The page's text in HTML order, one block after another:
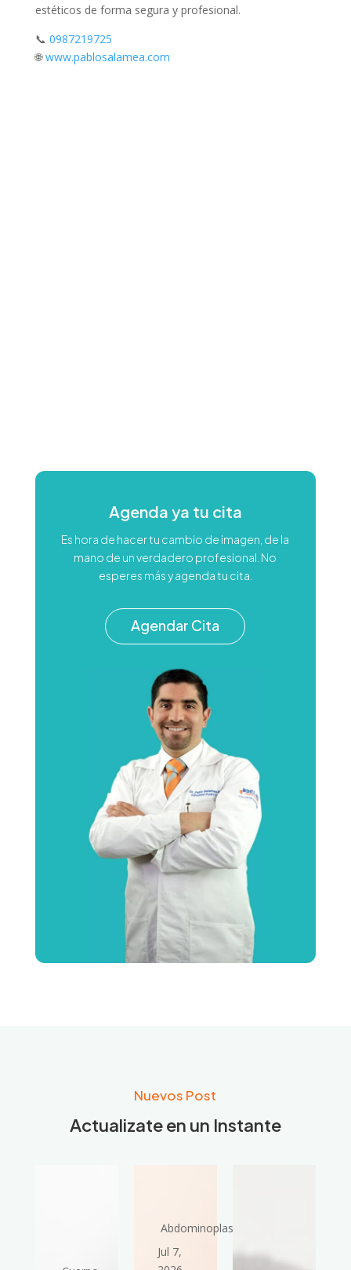
estéticos de forma segura y profesional.
📞 0987219725
🌐www.pablosalamea.com
Agenda ya tu cita
Es hora de hacer tu cambio de imagen, de la
mano de un verdadero profesional. No
esperes más y agenda tu cita.
Agendar Cita
Nuevos Post
Actualizate en un Instante
Abdominoplastia
Jul 7,